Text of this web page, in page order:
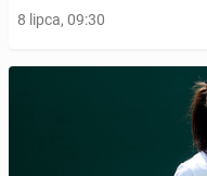
8 lipca, 09:30